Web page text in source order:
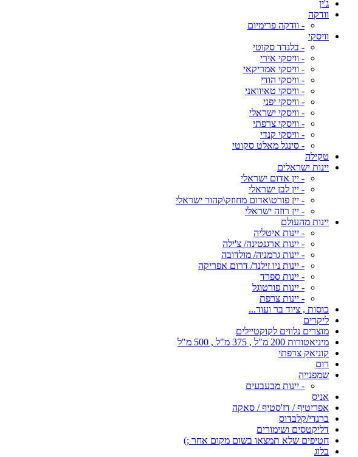
ג'ין
וודקה
- וודקה פרימיום
וויסקי
- בלנדד סקוטי
- וויסקי אירי
- וויסקי אמריקאי
- וויסקי הודי
- וויסקי טאיוואני
- וויסקי יפני
- וויסקי ישראלי
- וויסקי צרפתי
- וויסקי קנדי
- סינגל מאלט סקוטי
טקילה
יינות ישראלים
- יין אדום ישראלי
- יין לבן ישראלי
- יין פורט\אדום מחוזק\קהור ישראלי
- יין רוזה ישראלי
יינות מהעולם
- יינות איטליה
- יינות ארגנטינה/ צ'ילה
- יינות גרמניה/ מולדובה
- יינות ניו זילנד/ דרום אפריקה
- יינות ספרד
- יינות פורטוגל
- יינות צרפת
כוסות , ציוד בר ועוד...
ליקרים
מוצרים נלווים לקוקטיילים
מיניאטורות 200 מ"ל , 375 מ"ל , 500 מ"ל
קוניאק צרפתי
רום
שמפנייה
- יינות מבעבעים
אניס
אפריטיף / דז'סטיף / סאקה
ברנדי/קלבדוס
דליקטסים ושימורים
חטיפים שלא תמצאו בשום מקום אחר ;)
בלוג